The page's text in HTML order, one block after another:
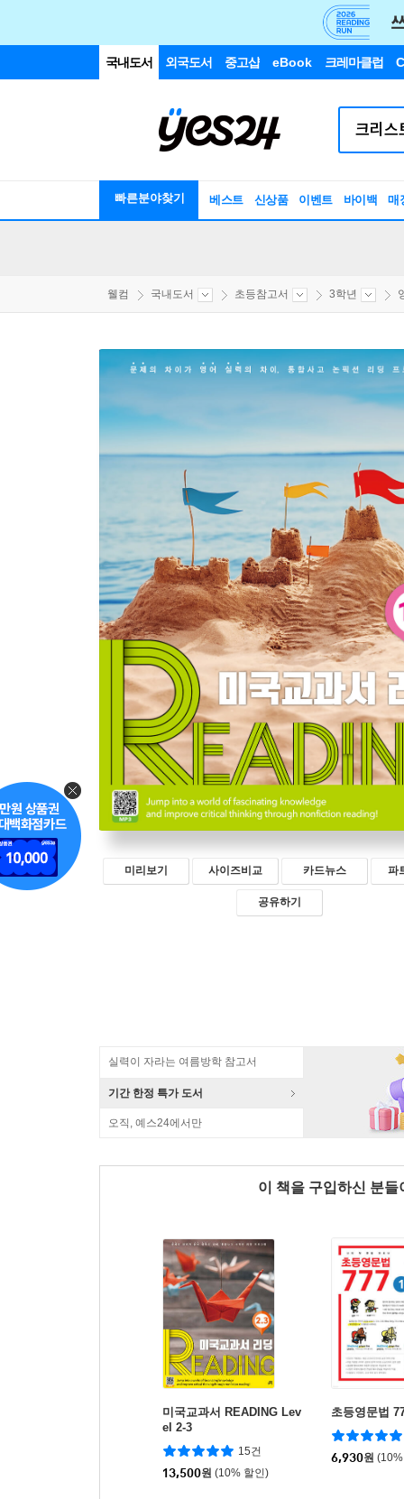
국내도서 외국도서 중고샵 eBook 크레마클럽
빠른분야찾기 베스트 신상품 이벤트 바이백 매
웰컴 국내도서 초등참고서 3학년
미리보기 사이즈비교 카드뉴스 파
공유하기
실력이 자라는 여름방학 참고서
기간 한정 특가 도서
오직, 예스24에서만
이 책을 구입하신 분
미국교과서 READING Lev
el 2-3
15건
13,500원 (10% 할인)
초등영문법
6,930원